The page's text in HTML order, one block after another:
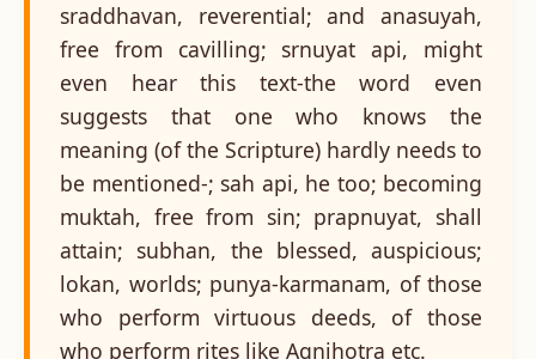
sraddhavan, reverential; and anasuyah,
free from cavilling; srnuyat api, might
even hear this text-the word even
suggests that one who knows the
meaning (of the Scripture) hardly needs to
be mentioned-; sah api, he too; becoming
muktah, free from sin; prapnuyat, shall
attain; subhan, the blessed, auspicious;
lokan, worlds; punya-karmanam, of those
who perform virtuous deeds, of those
who perform rites like Agnihotra etc.